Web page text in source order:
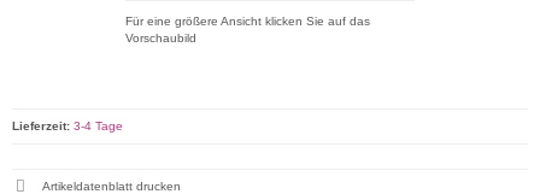
Für eine größere Ansicht klicken Sie auf das
Vorschaubild
Lieferzeit: 3-4 Tage
Artikeldatenblatt drucken